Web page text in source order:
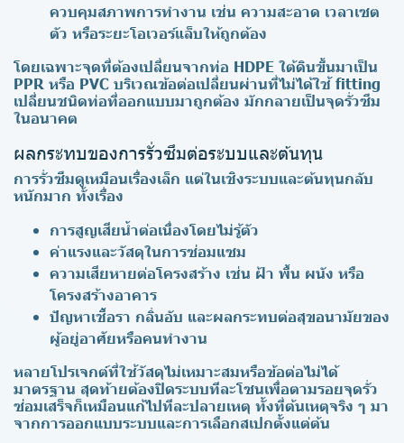
ควบคุมสภาพการทำงาน เช่น ความสะอาด เวลาเซต
ตัว หรือระยะโอเวอร์แล็บให้ถูกต้อง
โดยเฉพาะจุดที่ต้องเปลี่ยนจากท่อ HDPE ใต้ดินขึ้นมาเป็น
PPR หรือ PVC บริเวณข้อต่อเปลี่ยนผ่านที่ไม่ได้ใช้ fitting
เปลี่ยนชนิดท่อที่ออกแบบมาถูกต้อง มักกลายเป็นจุดรั่วซึม
ในอนาคต
ผลกระทบของการรั่วซึมต่อระบบและต้นทุน
การรั่วซึมดูเหมือนเรื่องเล็ก แต่ในเชิงระบบและต้นทุนกลับ
หนักมาก ทั้งเรื่อง
การสูญเสียน้ำต่อเนื่องโดยไม่รู้ตัว
ค่าแรงและวัสดุในการซ่อมแซม
ความเสียหายต่อโครงสร้าง เช่น ฝ้า พื้น ผนัง หรือ
โครงสร้างอาคาร
ปัญหาเชื้อรา กลิ่นอับ และผลกระทบต่อสุขอนามัยของ
ผู้อยู่อาศัยหรือคนทำงาน
หลายโปรเจกต์ที่ใช้วัสดุไม่เหมาะสมหรือข้อต่อไม่ได้
มาตรฐาน สุดท้ายต้องปิดระบบทีละโซนเพื่อตามรอยจุดรั่ว
ซ่อมเสร็จก็เหมือนแก้ไปทีละปลายเหตุ ทั้งที่ต้นเหตุจริง ๆ มา
จากการออกแบบระบบและการเลือกสเปกตั้งแต่ต้น